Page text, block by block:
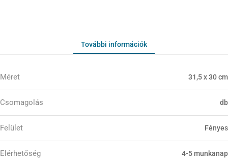
További információk
Méret 31,5 x 30 cm
Csomagolás db
Felület Fényes
Elérhetőség 4-5 munkanap